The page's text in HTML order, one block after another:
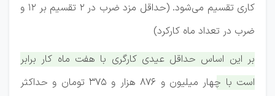
کاری تقسیم می‌شود. (حداقل مزد ضرب در ۲ تقسیم بر ۱۲ و
ضرب در تعداد ماه کارکرد)
بر این اساس حداقل عیدی کارگری با هفت ماه کار برابر
است با چهار میلیون و ۸۷۶ هزار و ۳۷۵ تومان و حداکثر